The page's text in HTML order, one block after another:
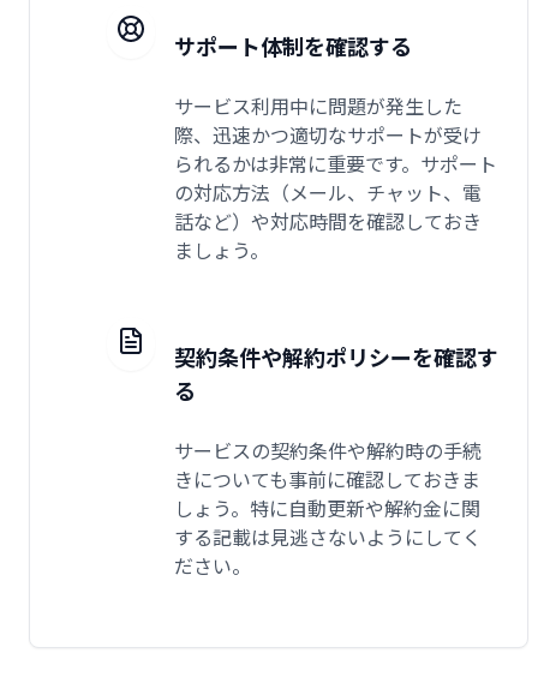
サポート体制を確認する
サービス利用中に問題が発生した
際、迅速かつ適切なサポートが受け
られるかは非常に重要です。サポート
の対応方法（メール、チャット、電
話など）や対応時間を確認しておき
ましょう。
契約条件や解約ポリシーを確認す
る
サービスの契約条件や解約時の手続
きについても事前に確認しておきま
しょう。特に自動更新や解約金に関
する記載は見逃さないようにしてく
ださい。